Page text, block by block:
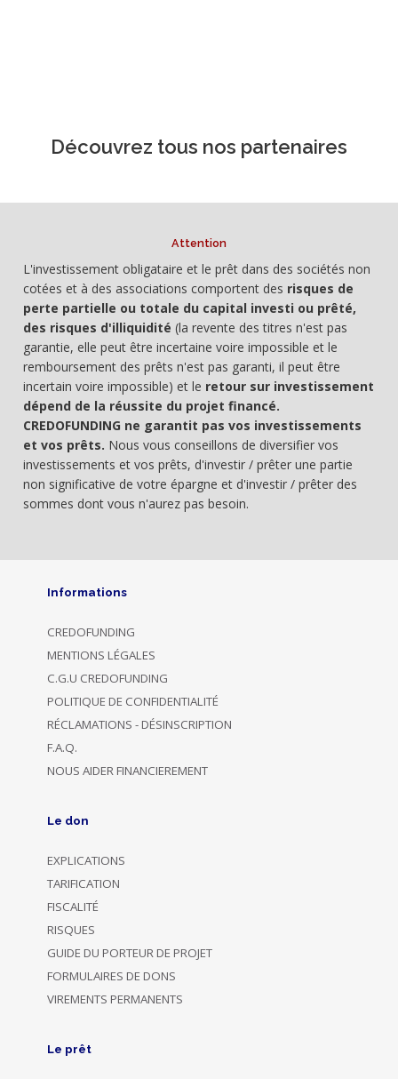
Découvrez tous nos partenaires
Attention
L'investissement obligataire et le prêt dans des sociétés non
cotées et à des associations comportent des risques de
perte partielle ou totale du capital investi ou prêté,
des risques d'illiquidité (la revente des titres n'est pas
garantie, elle peut être incertaine voire impossible et le
remboursement des prêts n'est pas garanti, il peut être
incertain voire impossible) et le retour sur investissement
dépend de la réussite du projet financé.
CREDOFUNDING ne garantit pas vos investissements
et vos prêts. Nous vous conseillons de diversifier vos
investissements et vos prêts, d'investir / prêter une partie
non significative de votre épargne et d'investir / prêter des
sommes dont vous n'aurez pas besoin.
Informations
CREDOFUNDING
MENTIONS LÉGALES
C.G.U CREDOFUNDING
POLITIQUE DE CONFIDENTIALITÉ
RÉCLAMATIONS - DÉSINSCRIPTION
F.A.Q.
NOUS AIDER FINANCIEREMENT
Le don
EXPLICATIONS
TARIFICATION
FISCALITÉ
RISQUES
GUIDE DU PORTEUR DE PROJET
FORMULAIRES DE DONS
VIREMENTS PERMANENTS
Le prêt